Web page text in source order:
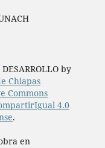
by
Chiapas
Commons
4.0
.
en